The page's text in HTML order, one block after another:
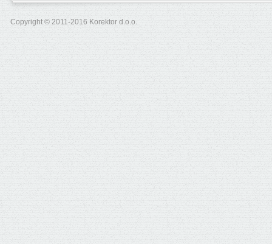
Copyright © 2011-2016 Korektor d.o.o.